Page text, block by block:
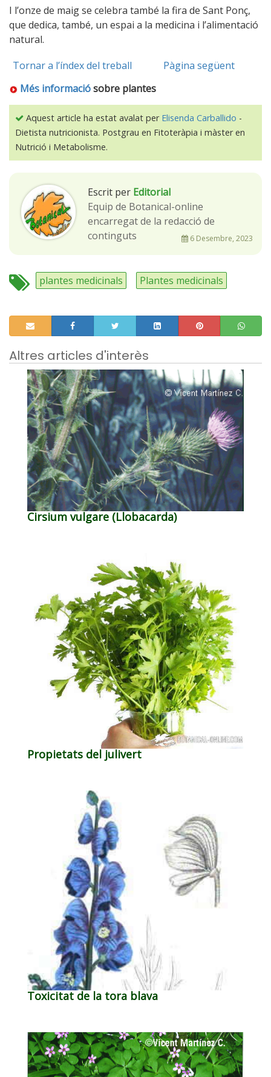
I l’onze de maig se celebra també la fira de Sant Ponç,
que dedica, també, un espai a la medicina i l’alimentació
natural.
Tornar a l’índex del treball
Pàgina següent
Més informaciósobre plantes
Aquest article ha estat avalat per Elisenda Carballido -
Dietista nutricionista. Postgrau en Fitoteràpia i màster en
Nutrició i Metabolisme.
Escrit per Editorial
Equip de Botanical-online
encarregat de la redacció de
continguts
6 Desembre, 2023
plantes medicinals Plantes medicinals
Altres articles d'interès
Cirsium vulgare (Llobacarda)
Propietats del julivert
Toxicitat de la tora blava